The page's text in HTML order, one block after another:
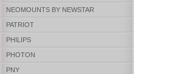
NEOMOUNTS BY NEWSTAR
PATRIOT
PHILIPS
PHOTON
PNY